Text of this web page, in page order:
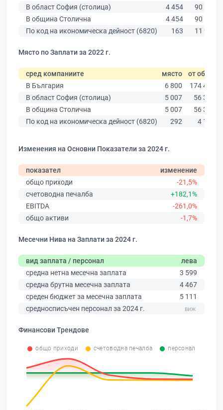
В област София (столица)
4 454
90 178
В община Столична
4 454
90 178
По код на икономическа дейност (6820)
163 11 940
Място по Заплати за 2022 г.
сред компаниите място от общо
В България
6 800
174 403
В област София (столица)
5 007
56 378
В община Столична
5 007
56 378
По код на икономическа дейност (6820)
292 4 182
Изменения на Основни Показатели за 2024 г.
показател
изменение
общо приходи
-21,5%
счетоводна печалба
+182,1%
EBITDA
-261,0%
общо активи
-1,7%
Месечни Нива на Заплати за 2024 г.
вид заплата / персонал
лева
средна нетна месечна заплата
3 599
средна брутна месечна заплата
4 467
среден бюджет за месечна заплата
5 111
средносписъчен персонал за 2024 г.
Финансови Трендове
общо приходи счетоводна печалба персонал